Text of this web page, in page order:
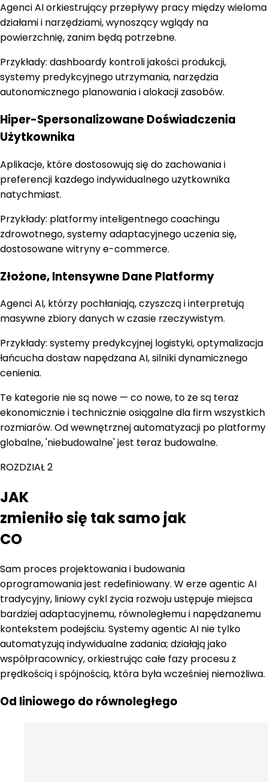
Agenci AI orkiestrujący przepływy pracy między wieloma
działami i narzędziami, wynoszący wglądy na
powierzchnię, zanim będą potrzebne.
Przykłady: dashboardy kontroli jakości produkcji,
systemy predykcyjnego utrzymania, narzędzia
autonomicznego planowania i alokacji zasobów.
Hiper-Spersonalizowane Doświadczenia
Użytkownika
Aplikacje, które dostosowują się do zachowania i
preferencji każdego indywidualnego użytkownika
natychmiast.
Przykłady: platformy inteligentnego coachingu
zdrowotnego, systemy adaptacyjnego uczenia się,
dostosowane witryny e-commerce.
Złożone, Intensywne Dane Platformy
Agenci AI, którzy pochłaniają, czyszczą i interpretują
masywne zbiory danych w czasie rzeczywistym.
Przykłady: systemy predykcyjnej logistyki, optymalizacja
łańcucha dostaw napędzana AI, silniki dynamicznego
cenienia.
Te kategorie nie są nowe — co nowe, to że są teraz
ekonomicznie i technicznie osiągalne dla firm wszystkich
rozmiarów. Od wewnętrznej automatyzacji po platformy
globalne, 'niebudowalne' jest teraz budowalne.
ROZDZIAŁ 2
JAK
zmieniło się tak samo jak
CO
Sam proces projektowania i budowania
oprogramowania jest redefiniowany. W erze agentic AI
tradycyjny, liniowy cykl życia rozwoju ustępuje miejsca
bardziej adaptacyjnemu, równoległemu i napędzanemu
kontekstem podejściu. Systemy agentic AI nie tylko
automatyzują indywidualne zadania; działają jako
współpracownicy, orkiestrując całe fazy procesu z
prędkością i spójnością, która była wcześniej niemożliwa.
Od liniowego do równoległego